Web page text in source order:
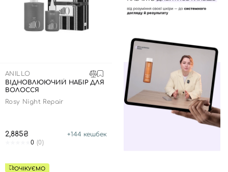
ANILLO
ВІДНОВЛЮЮЧИЙ НАБІР ДЛЯ
ВОЛОССЯ
Rosy Night Repair
2,885₴ +144 кешбек
0 (0)
ОЧІКУЄМО